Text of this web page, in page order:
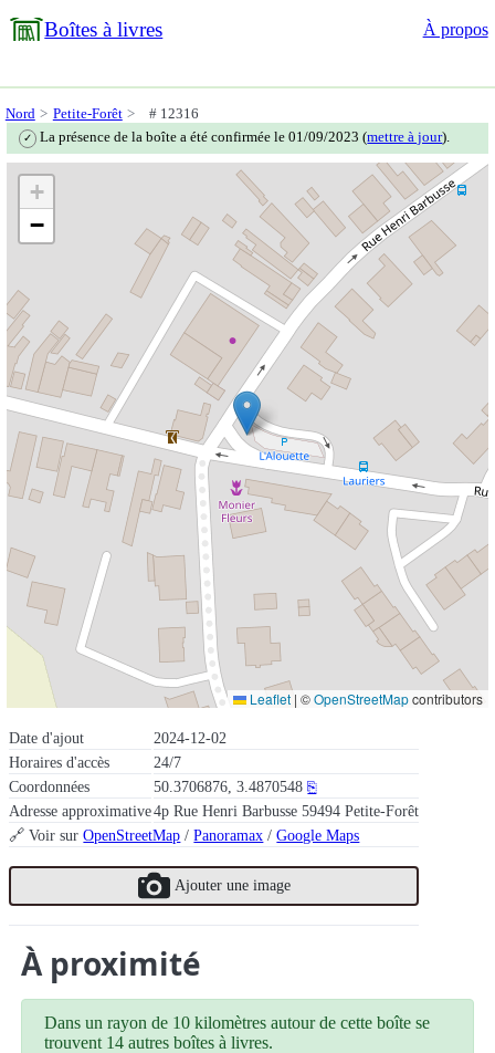
Boîtes à livres À propos
Nord Petite-Forêt # 12316
✓ La présence de la boîte a été confirmée le 01/09/2023 (mettre à jour).
Date d'ajout
2024-12-02
Horaires d'accès
24/7
Coordonnées
50.3706876, 3.4870548 ⎘
Adresse approximative4p Rue Henri Barbusse 59494 Petite-Forêt
🔗 Voir surOpenStreetMap /Panoramax /Google Maps
Ajouter une image
+
−
Leaflet | ©OpenStreetMapcontributors
À proximité
Dans un rayon de 10 kilomètres autour de cette boîte se
trouvent 14 autres boîtes à livres.